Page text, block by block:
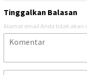
Tinggalkan Balasan
Alamat email Anda tidak akan